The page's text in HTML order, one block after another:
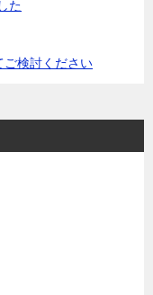
た
ご検討ください